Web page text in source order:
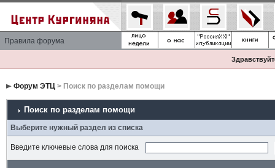
Правила форума
Форум ЭТЦ> Поиск по разделам помощи
Поиск по разделам помощи
Выберите нужный раздел из списка
Введите ключевые слова для поиска